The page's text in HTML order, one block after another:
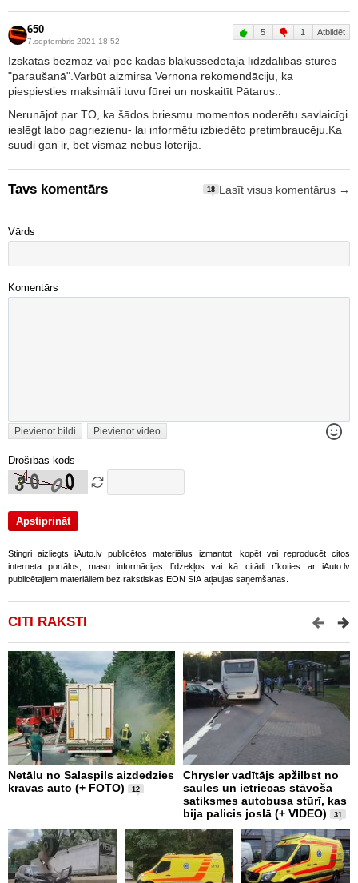
650
7.septembris 2021 18:52
5 1 Atbildēt
Izskatās bezmaz vai pēc kādas blakussēdētāja līdzdalības stūres
"paraušanā".Varbūt aizmirsa Vernona rekomendāciju, ka
piespiesties maksimāli tuvu fūrei un noskaitīt Pātarus..
Nerunājot par TO, ka šādos briesmu momentos noderētu savlaicīgi
ieslēgt labo pagriezienu- lai informētu izbiedēto pretimbraucēju.Ka
sūudi gan ir, bet vismaz nebūs loterija.
Tavs komentārs 18 Lasīt visus komentārus →
Vārds
Komentārs
Pievienot bildi Pievienot video
Drošības kods
Stingri aizliegts iAuto.lv publicētos materiālus izmantot, kopēt vai reproducēt citos
interneta portālos, masu informācijas līdzekļos vai kā citādi rīkoties ar iAuto.lv
publicētajiem materiāliem bez rakstiskas EON SIA atļaujas saņemšanas.
CITI RAKSTI
Netālu no Salaspils aizdedzies
kravas auto (+ FOTO)
12
Chrysler vadītājs apžilbst no
saules un ietriecas stāvoša
satiksmes autobusa stūrī, kas
bija palicis joslā (+ VIDEO)
31